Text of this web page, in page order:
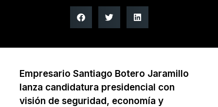
Empresario Santiago Botero Jaramillo
lanza candidatura presidencial con
visión de seguridad, economía y